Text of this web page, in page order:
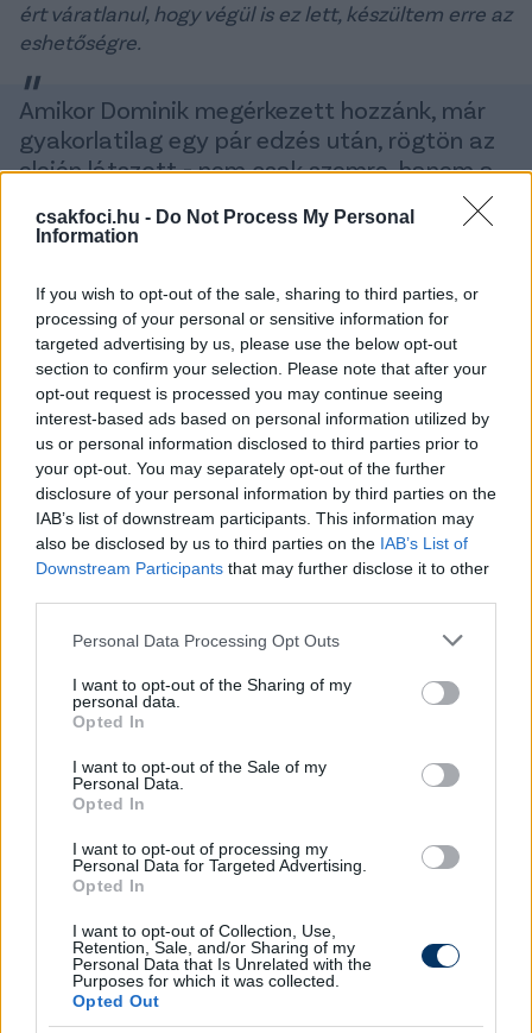
csakfoci.hu - Do Not Process My Personal
Information
If you wish to opt-out of the sale, sharing to third parties, or
processing of your personal or sensitive information for
targeted advertising by us, please use the below opt-out
section to confirm your selection. Please note that after your
opt-out request is processed you may continue seeing
interest-based ads based on personal information utilized by
us or personal information disclosed to third parties prior to
your opt-out. You may separately opt-out of the further
disclosure of your personal information by third parties on the
IAB’s list of downstream participants. This information may
also be disclosed by us to third parties on the IAB’s List of
Downstream Participants that may further disclose it to other
Please note that this website/app uses one or more Google
not limited to your visit or usage behaviour. You may click to
grant or deny consent to Google and its third-party tags to
use your data for below specified purposes in below Google
consent section.
Personal Data Processing Opt Outs
I want to opt-out of the Sharing of my
personal data.
Opted In
I want to opt-out of the Sale of my
Personal Data.
Opted In
I want to opt-out of processing my
Personal Data for Targeted Advertising.
Opted In
I want to opt-out of Collection, Use,
Retention, Sale, and/or Sharing of my
Personal Data that Is Unrelated with the
Purposes for which it was collected.
Opted Out
ért váratlanul, hogy végül is ez lett, készültem erre az
eshetőségre.
Amikor Dominik megérkezett hozzánk, már
gyakorlatilag egy pár edzés után, rögtön az
elején látszott - nem csak szemre, hanem a
felmérések alapján -, hogy fizikálisan még
nincsen rendben. És hát ha ilyen állapotban
keretébe, akkor veszélybe sodortam volna az
egész pályafutását, és ezt nem
engedhettem meg magamnak - sem mint
szövetségi kapitány, sem mint ember.
Olvastad már?
Szoboszlai: "Ha azt mondom,
csalódottságot, amit most érzek"
Az RB Leipzig középpályása, Szoboszlai Dominik
rendkívüli módon sajnálja, hogy nem lehet ott a
magyar válogatottal az Eb-n, de szerinte is az
egyetlen felelősségteljes döntés született meg. A 20
éves játékos kimaradásának hátteréről a válogatott
orvosa is nyilatkozott.